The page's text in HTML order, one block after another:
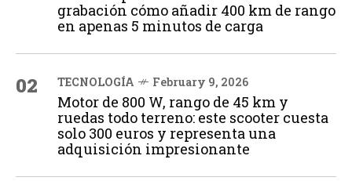
grabación cómo añadir 400 km de rango
en apenas 5 minutos de carga
02 TECNOLOGÍA February 9, 2026
Motor de 800 W, rango de 45 km y
ruedas todo terreno: este scooter cuesta
solo 300 euros y representa una
adquisición impresionante